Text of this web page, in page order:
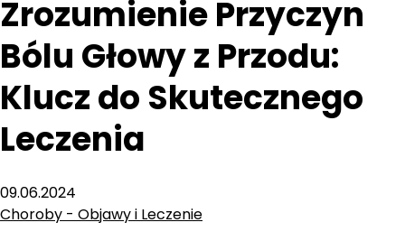
Zrozumienie Przyczyn
Bólu Głowy z Przodu:
Klucz do Skutecznego
Leczenia
09.06.2024
Choroby - Objawy i Leczenie